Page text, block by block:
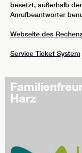
besetzt, außerhalb
Anrufbeantworter
Webseite des
Service Ticket System
Harz